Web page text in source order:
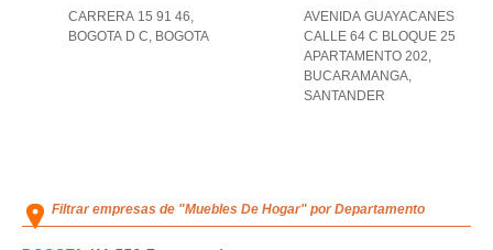
CARRERA 15 91 46,
BOGOTA D C, BOGOTA
AVENIDA GUAYACANES
CALLE 64 C BLOQUE 25
APARTAMENTO 202,
BUCARAMANGA,
SANTANDER
Filtrar empresas de "Muebles De Hogar" por Departamento